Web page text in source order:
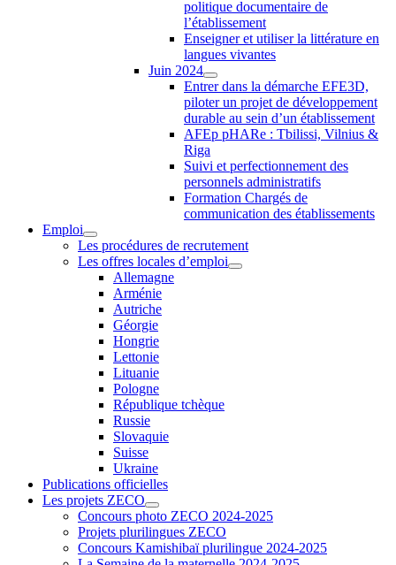
politique documentaire de
l’établissement
Enseigner et utiliser la littérature en
langues vivantes
Juin 2024
Entrer dans la démarche EFE3D,
piloter un projet de développement
durable au sein d’un établissement
AFEp pHARe : Tbilissi, Vilnius &
Riga
Suivi et perfectionnement des
personnels administratifs
Formation Chargés de
communication des établissements
Emploi
Les procédures de recrutement
Les offres locales d’emploi
Allemagne
Arménie
Autriche
Géorgie
Hongrie
Lettonie
Lituanie
Pologne
République tchèque
Russie
Slovaquie
Suisse
Ukraine
Publications officielles
Les projets ZECO
Concours photo ZECO 2024-2025
Projets plurilingues ZECO
Concours Kamishibaï plurilingue 2024-2025